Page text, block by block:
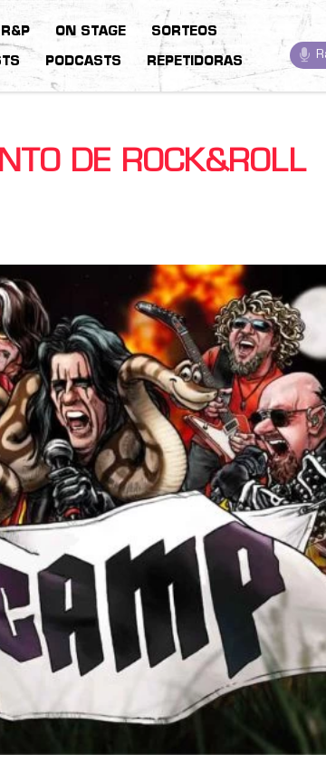
ON STAGE SORTEOS
PODCASTS REPETIDORAS
DE ROCK&ROLL